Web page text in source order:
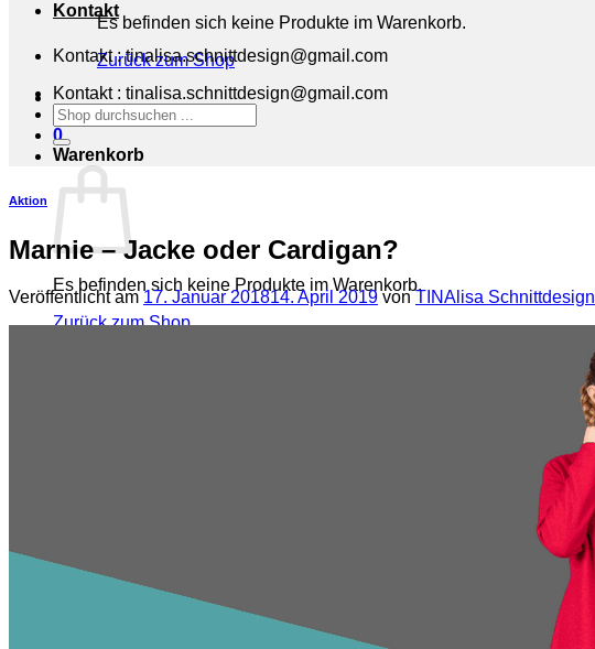
Es befinden sich keine Produkte im Warenkorb.
Zurück zum Shop
0
Warenkorb
Es befinden sich keine Produkte im Warenkorb.
Zurück zum Shop
Kontakt
Kontakt : tinalisa.schnittdesign@gmail.com
Kontakt : tinalisa.schnittdesign@gmail.com
Suchen
nach:
Aktion
Marnie – Jacke oder Cardigan?
Veröffentlicht am17. Januar 201814. April 2019 vonTINAlisa Schnittdesign